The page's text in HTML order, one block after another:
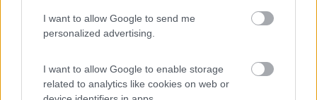
I want to allow Google to send me
personalized advertising.
I want to allow Google to enable storage
related to analytics like cookies on web or
Area di sosta (PS+CS)
Area di sosta a Garda